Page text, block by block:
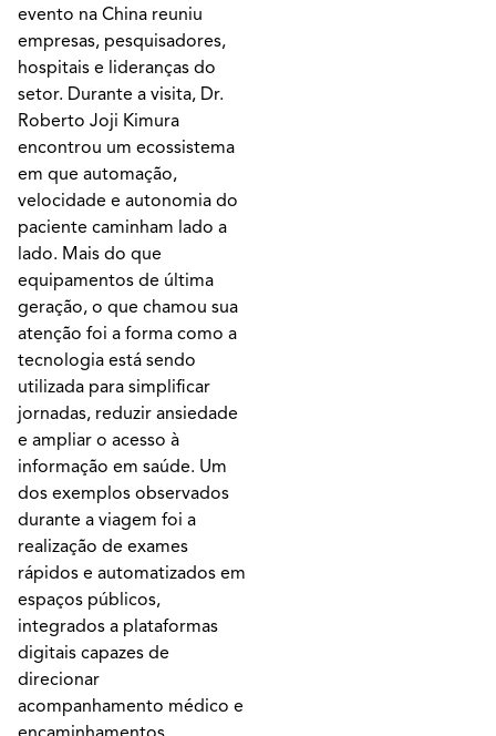
evento na China reuniu
empresas, pesquisadores,
hospitais e lideranças do
setor. Durante a visita, Dr.
Roberto Joji Kimura
encontrou um ecossistema
em que automação,
velocidade e autonomia do
paciente caminham lado a
lado. Mais do que
equipamentos de última
geração, o que chamou sua
atenção foi a forma como a
tecnologia está sendo
utilizada para simplificar
jornadas, reduzir ansiedade
e ampliar o acesso à
informação em saúde. Um
dos exemplos observados
durante a viagem foi a
realização de exames
rápidos e automatizados em
espaços públicos,
integrados a plataformas
digitais capazes de
direcionar
acompanhamento médico e